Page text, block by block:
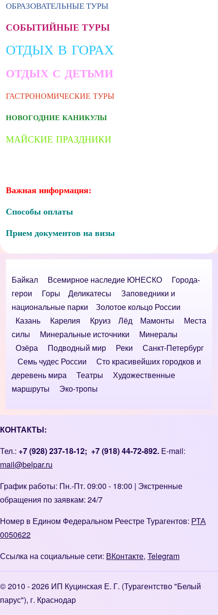
ОБРАЗОВАТЕЛЬНЫЕ ТУРЫ
СОБЫТИЙНЫЕ ТУРЫ
ОТДЫХ В ГОРАХ
ОТДЫХ С ДЕТЬМИ
ГАСТРОНОМИЧЕСКИЕ ТУРЫ
НОВОГОДНИЕ КАНИКУЛЫ
МАЙСКИЕ ПРАЗДНИКИ
Важная информация:
Способы оплаты
Прием документов на визы
Байкал Всемирное наследие ЮНЕСКО
Города-
герои
Горы Деликатесы
Заповедники и
национальные парки
Золотое кольцо России
Казань
Карелия Круиз Лёд Мамонты
Места
силы
Минеральные источники
Минералы
Озёра
Подводный мир Реки
Санкт-Петербург
Семь чудес России
Сто красивейших городков и
деревень мира
Театры
Художественные
маршруты
Эко-тропы
КОНТАКТЫ:
Тел.: +7 (928) 237-18-12; +7 (918) 44-72-892. E-mail:
mail@belpar.ru
График работы: Пн.-Пт. 09:00 - 18:00 | Экстренные
обращения по заявкам: 24/7
Номер в Едином Федеральном Реестре Турагентов: РТА
0050622
Ссылка на социальные сети: ВКонтакте, Telegram
© 2010 - 2026 ИП Куцинская Е. Г. (Турагентство "Белый
парус"), г. Краснодар